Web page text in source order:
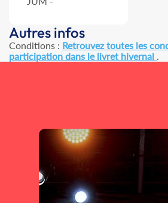
Autres infos
Conditions : Retrouvez toutes les
participation dans le livret hivernal .